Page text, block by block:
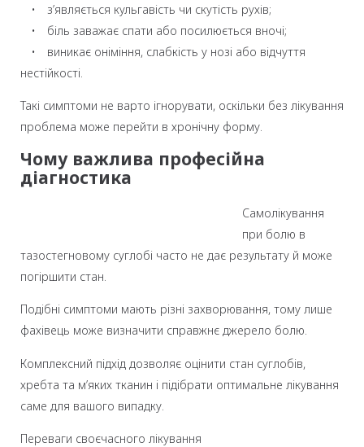
• з’являється кульгавість чи скутість рухів;
• біль заважає спати або посилюється вночі;
• виникає оніміння, слабкість у нозі або відчуття
нестійкості.
Такі симптоми не варто ігнорувати, оскільки без лікування
проблема може перейти в хронічну форму.
Чому важлива професійна
діагностика
Самолікування
при болю в
тазостегновому суглобі часто не дає результату й може
погіршити стан.
Подібні симптоми мають різні захворювання, тому лише
фахівець може визначити справжнє джерело болю.
Комплексний підхід дозволяє оцінити стан суглобів,
хребта та м’яких тканин і підібрати оптимальне лікування
саме для вашого випадку.
Переваги своєчасного лікування